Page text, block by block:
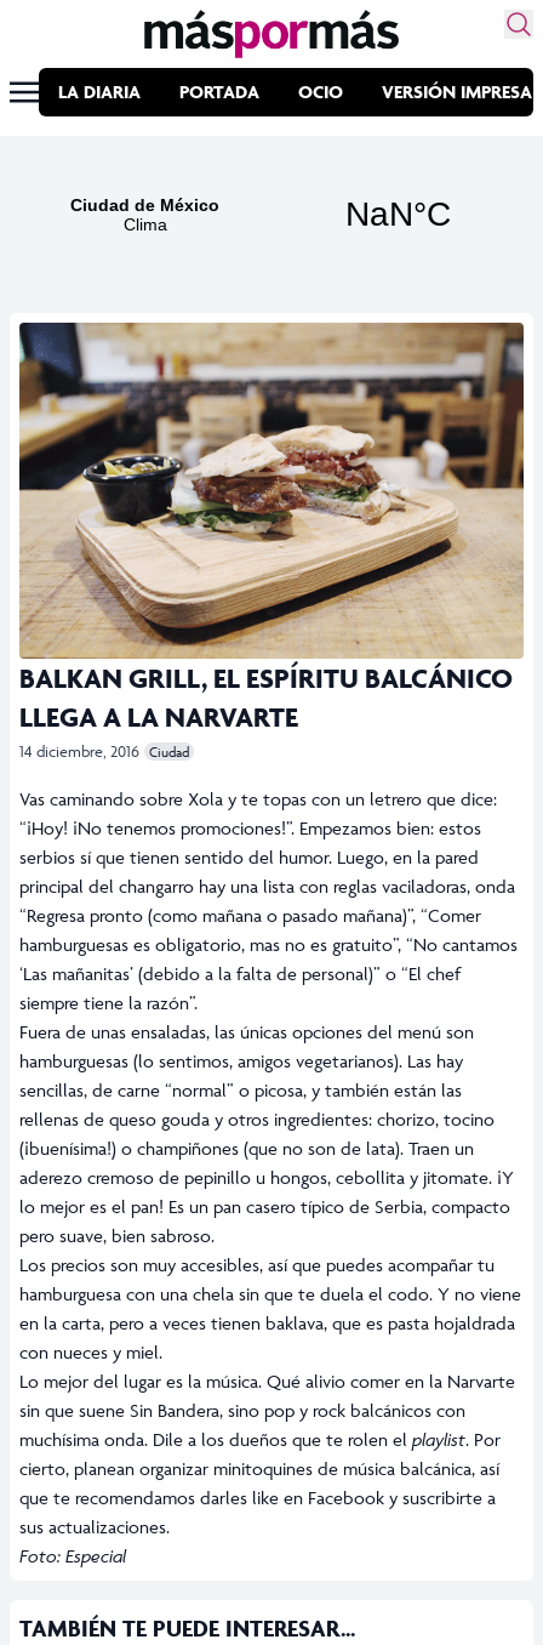
LA DIARIA PORTADA OCIO VERSIÓN IMPRESA
BALKAN GRILL, EL ESPÍRITU BALCÁNICO
LLEGA A LA NARVARTE
14 diciembre, 2016 Ciudad
Vas caminando sobre Xola y te topas con un letrero que dice:
“¡Hoy! ¡No tenemos promociones!”. Empezamos bien: estos
serbios sí que tienen sentido del humor. Luego, en la pared
principal del changarro hay una lista con reglas vaciladoras, onda
“Regresa pronto (como mañana o pasado mañana)”, “Comer
hamburguesas es obligatorio, mas no es gratuito”, “No cantamos
‘Las mañanitas’ (debido a la falta de personal)” o “El chef
siempre tiene la razón”.
Fuera de unas ensaladas, las únicas opciones del menú son
hamburguesas (lo sentimos, amigos vegetarianos). Las hay
sencillas, de carne “normal” o picosa, y también están las
rellenas de queso gouda y otros ingredientes: chorizo, tocino
(¡buenísima!) o champiñones (que no son de lata). Traen un
aderezo cremoso de pepinillo u hongos, cebollita y jitomate. ¡Y
lo mejor es el pan! Es un pan casero típico de Serbia, compacto
pero suave, bien sabroso.
Los precios son muy accesibles, así que puedes acompañar tu
hamburguesa con una chela sin que te duela el codo. Y no viene
en la carta, pero a veces tienen baklava, que es pasta hojaldrada
con nueces y miel.
Lo mejor del lugar es la música. Qué alivio comer en la Narvarte
sin que suene Sin Bandera, sino pop y rock balcánicos con
muchísima onda. Dile a los dueños que te rolen el playlist. Por
cierto, planean organizar minitoquines de música balcánica, así
que te recomendamos darles like en Facebook y suscribirte a
sus actualizaciones.
Foto: Especial
TAMBIÉN TE PUEDE INTERESAR...